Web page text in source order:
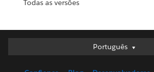
Todas as versões
Português
Deutsch